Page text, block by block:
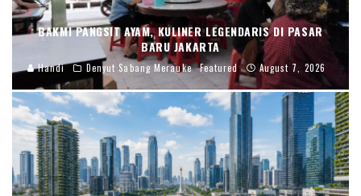
BAKMI PANGSIT AYAM, KULINER LEGENDARIS DI PASAR
BARU JAKARTA
Handi Denyut Sabang Merauke Featured August 7, 2026